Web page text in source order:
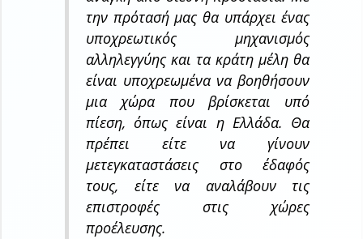
την πρότασή μας θα υπάρχει ένας
υποχρεωτικός μηχανισμός
αλληλεγγύης και τα κράτη μέλη θα
είναι υποχρεωμένα να βοηθήσουν
μια χώρα που βρίσκεται υπό
πίεση, όπως είναι η Ελλάδα. Θα
πρέπει είτε να γίνουν
μετεγκαταστάσεις στο έδαφός
τους, είτε να αναλάβουν τις
επιστροφές στις χώρες
προέλευσης.